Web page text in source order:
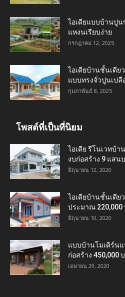
ไอเดียแบบบ้านปูน
แหงนเรียบง่าย
กรกฎาคม 12, 2025
ไอเดียบ้านชั้นเดีย
แบบทรงจั่วปูนเปลื
กุมภาพันธ์ 8, 2025
โพสต์ที่เป็นที่นิยม
ไอเดีย รีโนเวทบ้
งบก่อสร้าง 9 แสน
มิถุนายน 12, 2020
ไอเดียบ้านชั้นเดีย
ประมาณ 220,000
มิถุนายน 10, 2020
แบบบ้านโมเดิร์น
ก่อสร้าง 450,000
เมษายน 29, 2020